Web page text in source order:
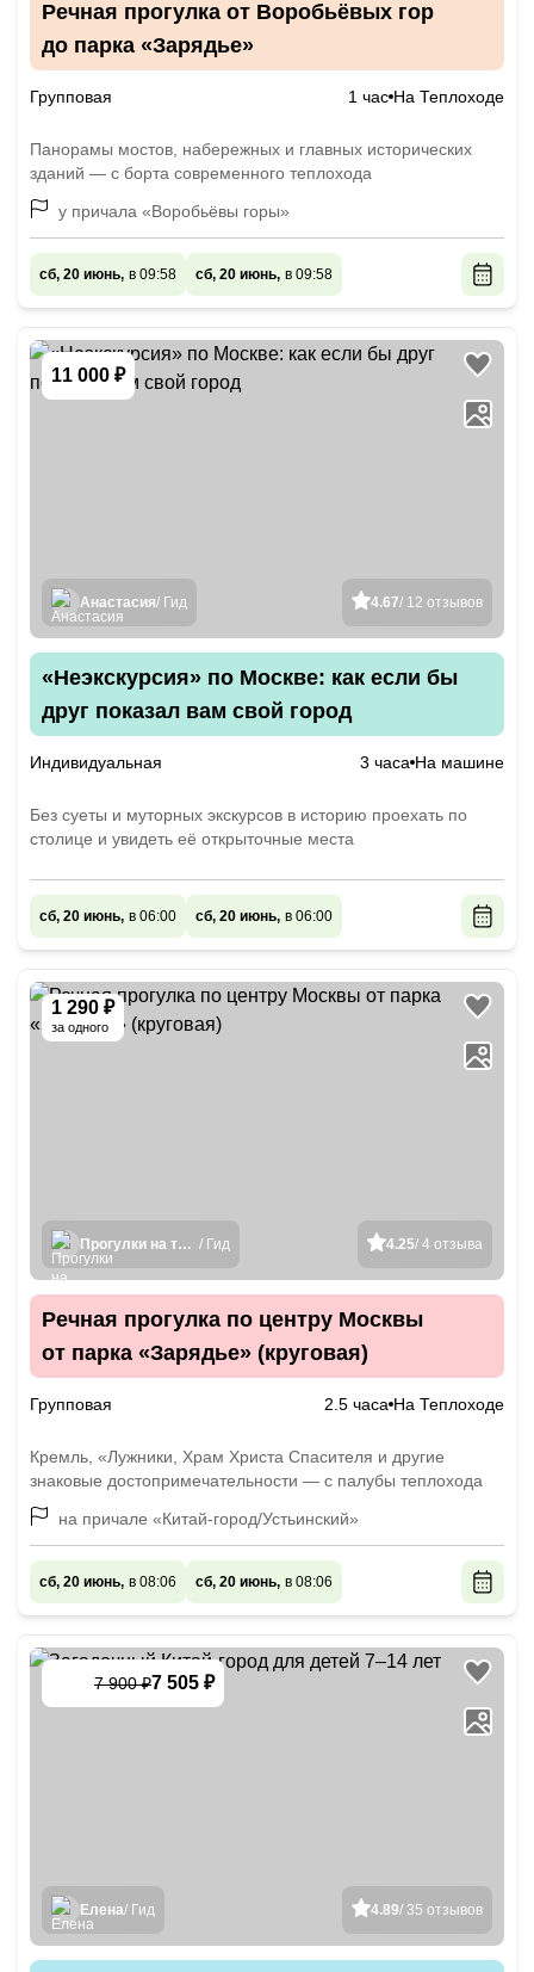
Речная прогулка от Воробьёвых гор
до парка «Зарядье»
Групповая 1 час На Теплоходе
Панорамы мостов, набережных и главных исторических
зданий — с борта современного теплохода
у причала «Воробьёвы горы»
сб, 20 июнь, в 09:58 сб, 20 июнь, в 09:58
11 000 ₽
4.67/ 12 отзывов
Анастасия/ Гид
«Неэкскурсия» по Москве: как если бы
друг показал вам свой город
Индивидуальная 3 часа На машине
Без суеты и муторных экскурсов в историю проехать по
столице и увидеть её открыточные места
сб, 20 июнь, в 06:00 сб, 20 июнь, в 06:00
1 290 ₽
за одного
4.25/ 4 отзыва
Прогулки на теплоходах / Гид
Речная прогулка по центру Москвы
от парка «Зарядье» (круговая)
Групповая 2.5 часа На Теплоходе
Кремль, «Лужники, Храм Христа Спасителя и другие
знаковые достопримечательности — с палубы теплохода
на причале «Китай-город/Устьинский»
сб, 20 июнь, в 08:06 сб, 20 июнь, в 08:06
7 900 ₽7 505 ₽
4.89/ 35 отзывов
Елена/ Гид